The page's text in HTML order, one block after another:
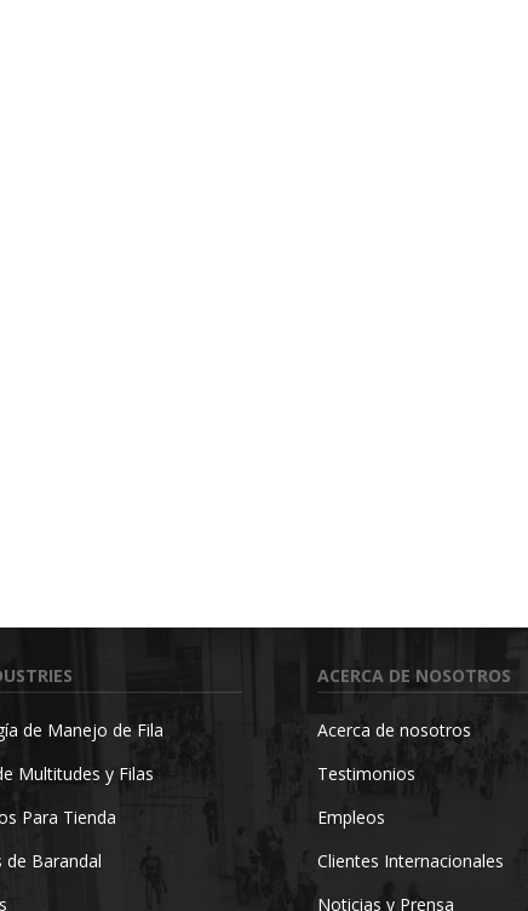
de Manejo de Fila
Multitudes y Filas
Para Tienda
de Barandal
ACERCA DE NOSOTROS
Acerca de nosotros
Testimonios
Empleos
Clientes Internacionales
Noticias y Prensa